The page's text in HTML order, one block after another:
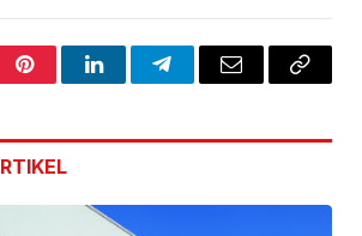
PinterestLinkedInTelegramEmail
Copy